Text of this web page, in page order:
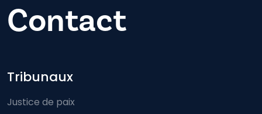
Contact
Footer-menu
Tribunaux
Justice de paix